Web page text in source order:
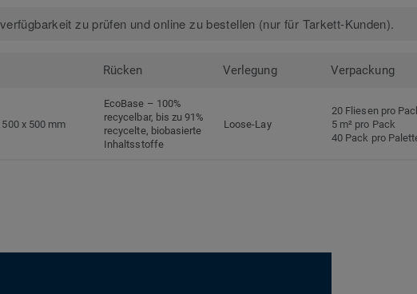
zu prüfen und online zu bestellen (nur für Tarkett-Kunden).
Rücken Verlegung Verpackung
x 500 mm
EcoBase – 100%
recycelbar, bis zu 91%
recycelte, biobasierte
Inhaltsstoffe
Loose-Lay
20 Fliesen pro
5 m² pro Pack
40 Pack pro